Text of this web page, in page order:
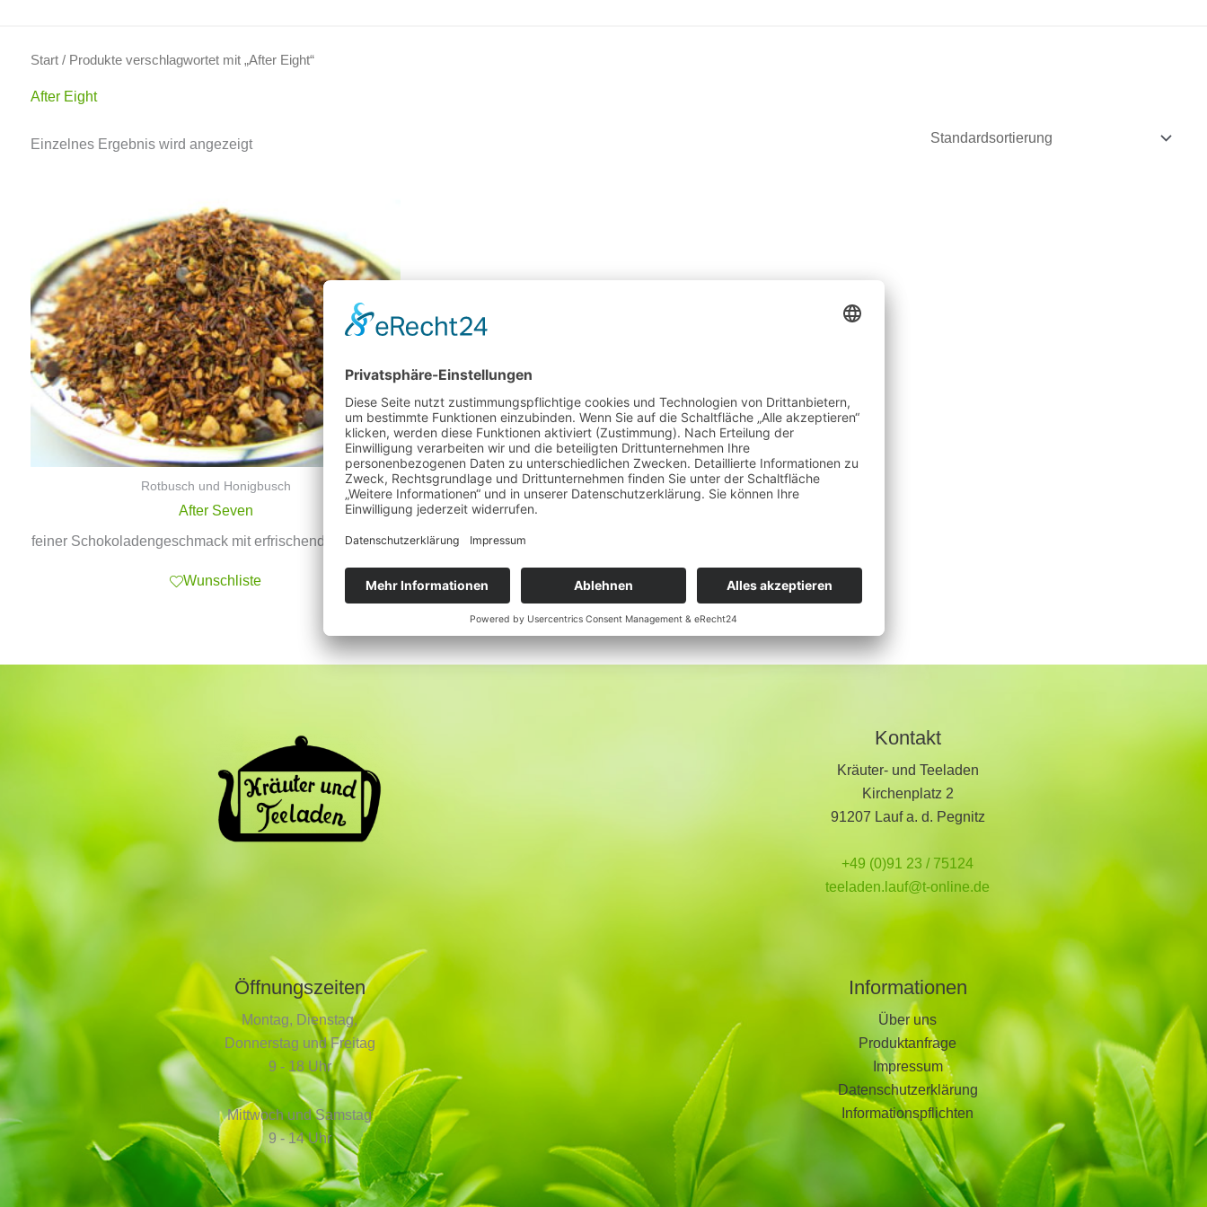
Start / Produkte verschlagwortet mit „After Eight“
After Eight
Einzelnes Ergebnis wird angezeigt
Rotbusch und Honigbusch
After Seven
feiner Schokoladengeschmack mit erfrischender Minznote
Wunschliste
Kontakt
Kräuter- und Teeladen
Kirchenplatz 2
91207 Lauf a. d. Pegnitz
+49 (0)91 23 / 75124
teeladen.lauf@t-online.de
Öffnungszeiten
Montag, Dienstag,
Donnerstag und Freitag
9 - 18 Uhr
Mittwoch und Samstag
9 - 14 Uhr
Informationen
Über uns
Produktanfrage
Impressum
Datenschutzerklärung
Informationspflichten